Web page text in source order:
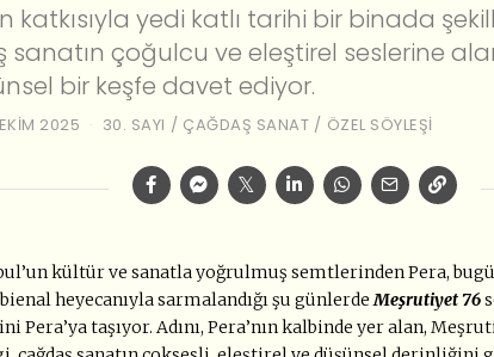
katkısıyla yedi katlı tarihi bir binada
sanatın çoğulcu ve eleştirel seslerine
bir keşfe davet ediyor.
2025 30. SAYI / ÇAĞDAŞ SANAT / ÖZEL SÖYLEŞI
kültür ve sanatla yoğrulmuş semtlerinden Pera,
heyecanıyla sarmalandığı şu günlerdeMeşrutiyet 76
Pera’ya taşıyor. Adını, Pera’nın kalbinde yer alan,